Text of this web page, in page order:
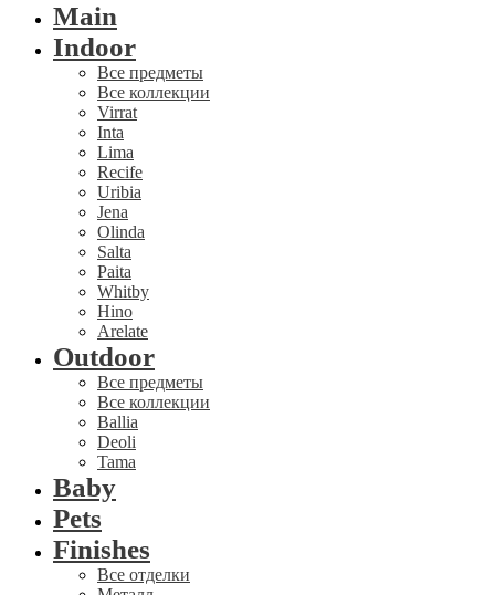
Main
Indoor
Все предметы
Все коллекции
Virrat
Inta
Lima
Recife
Uribia
Jena
Olinda
Salta
Paita
Whitby
Hino
Arelate
Outdoor
Все предметы
Все коллекции
Ballia
Deoli
Tama
Baby
Pets
Finishes
Все отделки